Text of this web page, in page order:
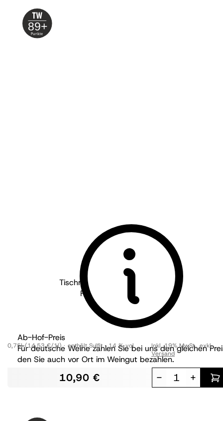
89+
Tischmacher Weine - Pfalz
2021
Feierabend Pinot Noir
trocken
BIO
Ab-Hof-Preis
Für deutsche Weine zahlen Sie bei uns den gleichen
den Sie auch vor Ort im Weingut bezahlen.
0,75l (14,53 €/1l) enthält Sulfit 14 % vol
10,90 €
Inkl. 19% MwSt.,exkl.
Versand
- +